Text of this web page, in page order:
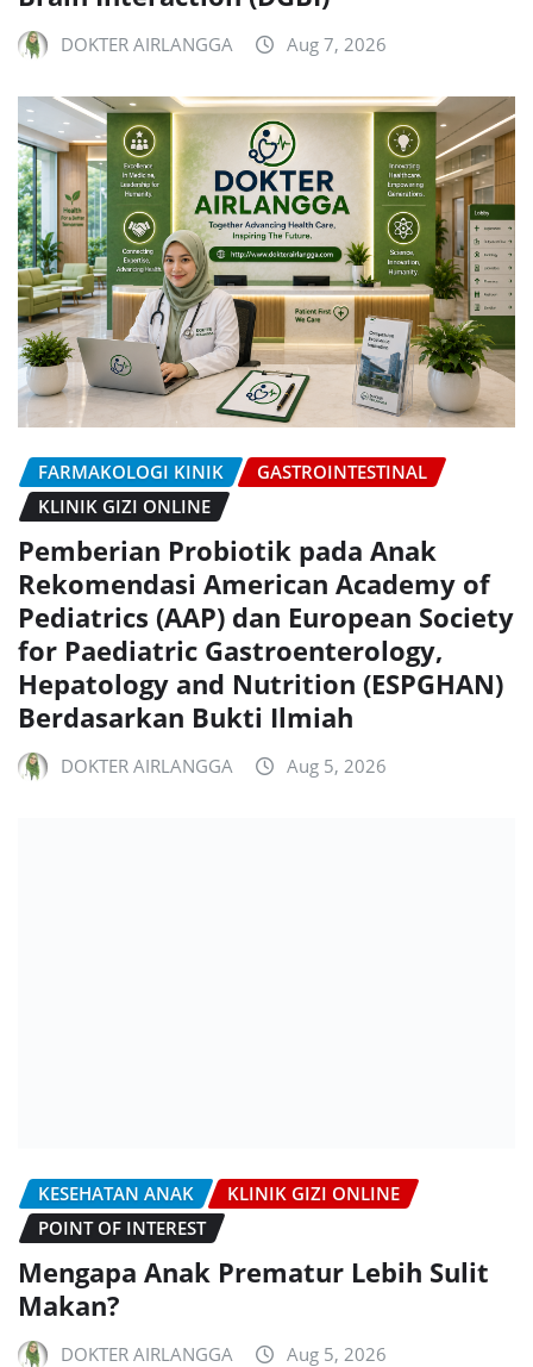
DOKTER AIRLANGGA Aug 7, 2026
FARMAKOLOGI KINIK
GASTROINTESTINAL
KLINIK GIZI ONLINE
Pemberian Probiotik pada Anak
Rekomendasi American Academy of
Pediatrics (AAP) dan European Society
for Paediatric Gastroenterology,
Hepatology and Nutrition (ESPGHAN)
Berdasarkan Bukti Ilmiah
DOKTER AIRLANGGA Aug 5, 2026
KESEHATAN ANAK
KLINIK GIZI ONLINE
POINT OF INTEREST
Mengapa Anak Prematur Lebih Sulit
Makan?
DOKTER AIRLANGGA Aug 5, 2026